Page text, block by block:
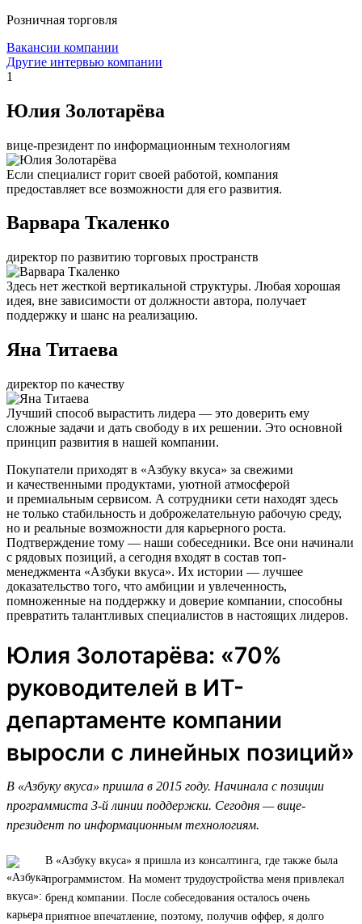
Розничная торговля
Вакансии компании
Другие интервью компании
1
Юлия Золотарёва
вице-президент по информационным технологиям
Если специалист горит своей работой, компания
предоставляет все возможности для его развития.
Варвара Ткаленко
директор по развитию торговых пространств
Здесь нет жесткой вертикальной структуры. Любая хорошая
идея, вне зависимости от должности автора, получает
поддержку и шанс на реализацию.
Яна Титаева
директор по качеству
Лучший способ вырастить лидера — это доверить ему
сложные задачи и дать свободу в их решении. Это основной
принцип развития в нашей компании.
Покупатели приходят в «Азбуку вкуса» за свежими
и качественными продуктами, уютной атмосферой
и премиальным сервисом. А сотрудники сети находят здесь
не только стабильность и доброжелательную рабочую среду,
но и реальные возможности для карьерного роста.
Подтверждение тому — наши собеседники. Все они начинали
с рядовых позиций, а сегодня входят в состав топ-
менеджмента «Азбуки вкуса». Их истории — лучшее
доказательство того, что амбиции и увлеченность,
помноженные на поддержку и доверие компании, способны
превратить талантливых специалистов в настоящих лидеров.
Юлия Золотарёва: «70%
руководителей в ИТ-
департаменте компании
выросли с линейных позиций»
В «Азбуку вкуса» пришла в 2015 году. Начинала с позиции
программиста 3-й линии поддержки. Сегодня — вице-
президент по информационным технологиям.
В «Азбуку вкуса» я пришла из консалтинга, где также была
программистом. На момент трудоустройства меня привлекал
бренд компании. После собеседования осталось очень
приятное впечатление, поэтому, получив оффер, я долго